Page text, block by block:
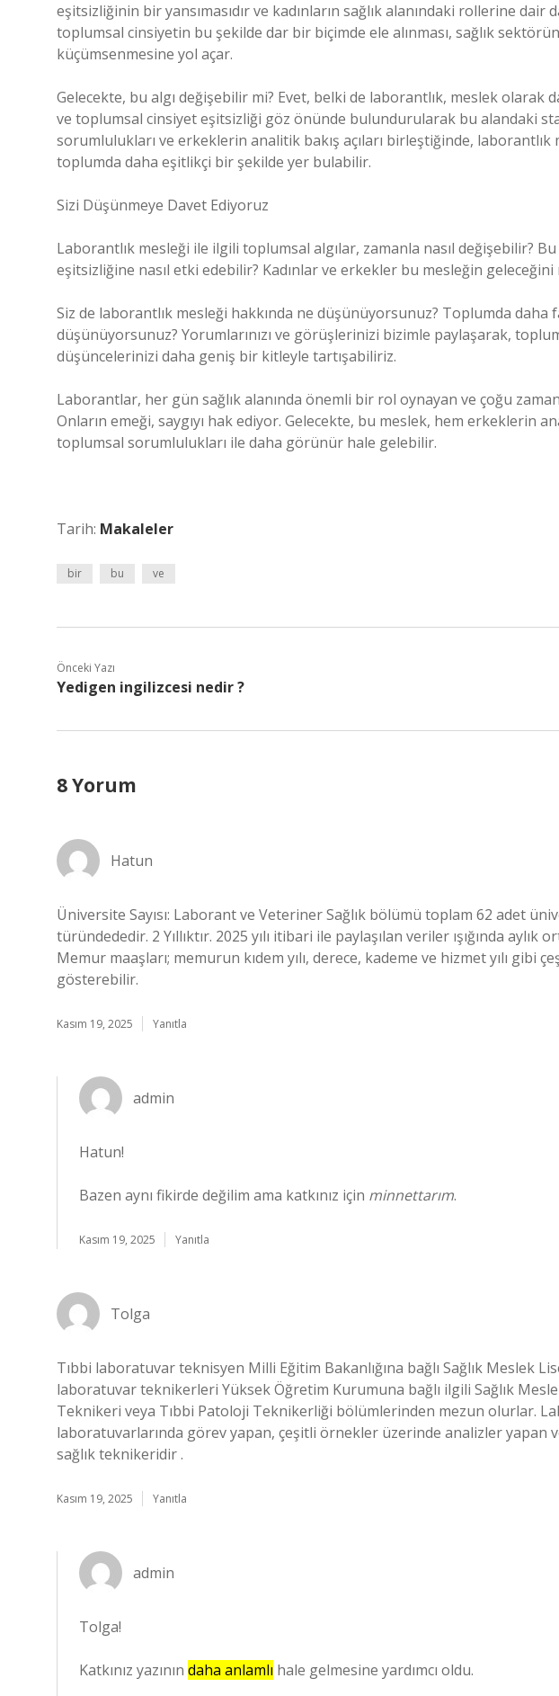
eşitsizliğinin bir yansımasıdır ve kadınların sağlık alanındaki rollerine dair
toplumsal cinsiyetin bu şekilde dar bir biçimde ele alınması, sağlık
küçümsenmesine yol açar.
Gelecekte, bu algı değişebilir mi? Evet, belki de laborantlık, meslek olarak
ve toplumsal cinsiyet eşitsizliği göz önünde bulundurularak bu alandaki
sorumlulukları ve erkeklerin analitik bakış açıları birleştiğinde,
toplumda daha eşitlikçi bir şekilde yer bulabilir.
Sizi Düşünmeye Davet Ediyoruz
Laborantlık mesleği ile ilgili toplumsal algılar, zamanla nasıl değişebilir?
eşitsizliğine nasıl etki edebilir? Kadınlar ve erkekler bu mesleğin
Siz de laborantlık mesleği hakkında ne düşünüyorsunuz? Toplumda
düşünüyorsunuz? Yorumlarınızı ve görüşlerinizi bizimle paylaşarak,
düşüncelerinizi daha geniş bir kitleyle tartışabiliriz.
Laborantlar, her gün sağlık alanında önemli bir rol oynayan ve çoğu
Onların emeği, saygıyı hak ediyor. Gelecekte, bu meslek, hem erkeklerin
toplumsal sorumlulukları ile daha görünür hale gelebilir.
Tarih: Makaleler
bir bu ve
Önceki Yazı
Yedigen ingilizcesi nedir ?
8 Yorum
Hatun
Üniversite Sayısı: Laborant ve Veteriner Sağlık bölümü toplam 62 adet
türündededir. 2 Yıllıktır. 2025 yılı itibari ile paylaşılan veriler ışığında aylık
Memur maaşları; memurun kıdem yılı, derece, kademe ve hizmet yılı gibi
gösterebilir.
Kasım 19, 2025 Yanıtla
admin
Hatun!
Bazen aynı fikirde değilim ama katkınız için minnettarım.
Kasım 19, 2025 Yanıtla
Tolga
Tıbbi laboratuvar teknisyen Milli Eğitim Bakanlığına bağlı Sağlık Meslek
laboratuvar teknikerleri Yüksek Öğretim Kurumuna bağlı ilgili Sağlık
Teknikeri veya Tıbbi Patoloji Teknikerliği bölümlerinden mezun olurlar.
laboratuvarlarında görev yapan, çeşitli örnekler üzerinde analizler yapan
sağlık teknikeridir .
Kasım 19, 2025 Yanıtla
admin
Tolga!
Katkınız yazının daha anlamlı hale gelmesine yardımcı oldu.